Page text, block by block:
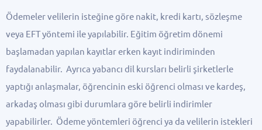
Ödemeler velilerin isteğine göre nakit, kredi kartı, sözleşme
veya EFT yöntemi ile yapılabilir. Eğitim öğretim dönemi
başlamadan yapılan kayıtlar erken kayıt indiriminden
faydalanabilir. Ayrıca yabancı dil kursları belirli şirketlerle
yaptığı anlaşmalar, öğrencinin eski öğrenci olması ve kardeş,
arkadaş olması gibi durumlara göre belirli indirimler
yapabilirler. Ödeme yöntemleri öğrenci ya da velilerin istekleri